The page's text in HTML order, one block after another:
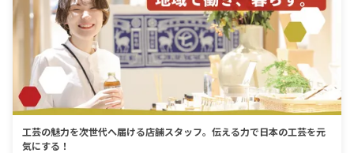
工芸の魅力を次世代へ届ける店舗スタッフ。伝える力で日本の工芸を元
気にする！